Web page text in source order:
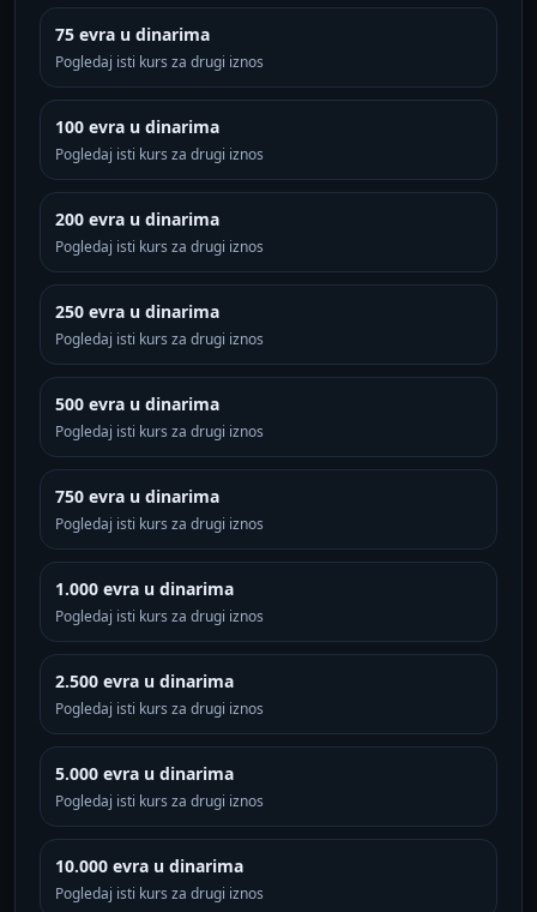
75 evra u dinarima
Pogledaj isti kurs za drugi iznos
100 evra u dinarima
Pogledaj isti kurs za drugi iznos
200 evra u dinarima
Pogledaj isti kurs za drugi iznos
250 evra u dinarima
Pogledaj isti kurs za drugi iznos
500 evra u dinarima
Pogledaj isti kurs za drugi iznos
750 evra u dinarima
Pogledaj isti kurs za drugi iznos
1.000 evra u dinarima
Pogledaj isti kurs za drugi iznos
2.500 evra u dinarima
Pogledaj isti kurs za drugi iznos
5.000 evra u dinarima
Pogledaj isti kurs za drugi iznos
10.000 evra u dinarima
Pogledaj isti kurs za drugi iznos